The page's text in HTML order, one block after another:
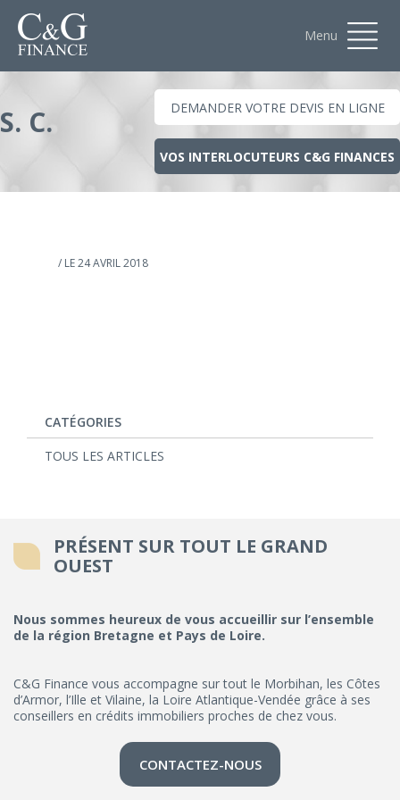
Menu
S. C. DEMANDER VOTRE DEVIS EN LIGNE
VOS INTERLOCUTEURS C&G FINANCES
/ LE 24 AVRIL 2018
CATÉGORIES
TOUS LES ARTICLES
PRÉSENT SUR TOUT LE GRAND
OUEST
Nous sommes heureux de vous accueillir sur l’ensemble
de la région Bretagne et Pays de Loire.
C&G Finance vous accompagne sur tout le Morbihan, les Côtes
d’Armor, l’Ille et Vilaine, la Loire Atlantique-Vendée grâce à ses
conseillers en crédits immobiliers proches de chez vous.
CONTACTEZ-NOUS